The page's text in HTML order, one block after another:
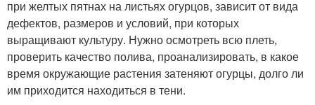
при желтых пятнах на листьях огурцов, зависит от вида
дефектов, размеров и условий, при которых
выращивают культуру. Нужно осмотреть всю плеть,
проверить качество полива, проанализировать, в какое
время окружающие растения затеняют огурцы, долго ли
им приходится находиться в тени.